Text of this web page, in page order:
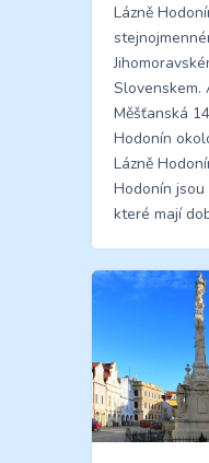
Lázně
Slovenskem.
Měšťanská
Hodonín
Lázně
Hodonín
které mají